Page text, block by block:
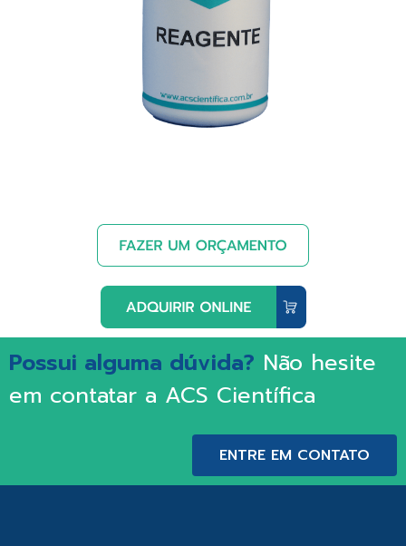
Possui alguma dúvida? Não hesite
em contatar a ACS Científica
ENTRE EM CONTATO